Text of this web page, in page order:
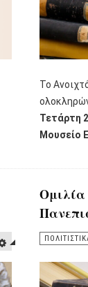
Το
Τετάρτη
Μουσείο
Ομιλία